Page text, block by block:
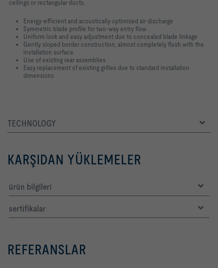
ceilings or rectangular ducts.
Energy-efficient and acoustically optimised air discharge
Symmetric blade profile for two-way entry flow
Uniform look and easy adjustment due to concealed blade linkage
Gently sloped border construction, almost completely flush with the
installation surface
Use of existing rear assemblies
Easy replacement of existing grilles due to standard installation
dimensions
TECHNOLOGY
KARŞIDAN YÜKLEMELER
ürün bilgileri
sertifikalar
REFERANSLAR